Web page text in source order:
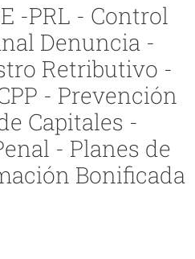
-PRL - Control
Denuncia -
Retributivo -
- Prevención
Capitales -
- Planes de
Bonificada